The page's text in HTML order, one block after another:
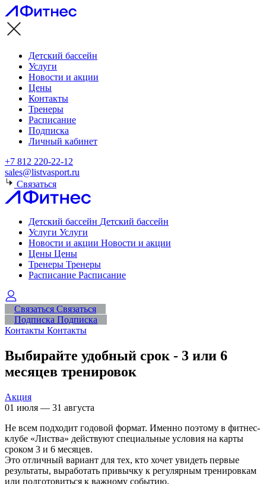
Детский бассейн
Услуги
Новости и акции
Цены
Контакты
Тренеры
Расписание
Подписка
Личный кабинет
+7 812 220-22-12
sales@listvasport.ru
Связаться
Детский бассейн Детский бассейн
Услуги Услуги
Новости и акции Новости и акции
Цены Цены
Тренеры Тренеры
Расписание Расписание
Связаться Связаться
Подписка Подписка
Контакты Контакты
Выбирайте удобный срок - 3 или 6
месяцев тренировок
Акция
01 июля — 31 августа
Не всем подходит годовой формат. Именно поэтому в фитнес-
клубе «Листва» действуют специальные условия на карты
сроком 3 и 6 месяцев.
Это отличный вариант для тех, кто хочет увидеть первые
результаты, выработать привычку к регулярным тренировкам
или подготовиться к важному событию.